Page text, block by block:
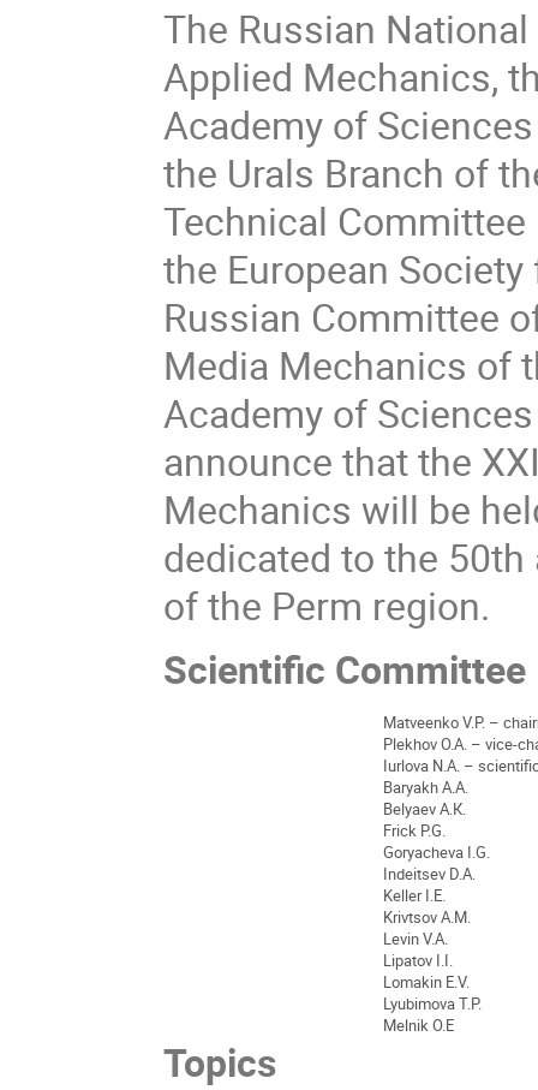
The Russian
Applied Mechanics,
Academy of
the Urals Branch of
Technical
the European
Russian Committee
Media Mechanics of
Academy of
announce that the
Mechanics will be
dedicated to the
of the Perm region.
Scientific Committee
Мatveenko V.P. –
Plekhov О.А. – vice-
Iurlova N.A. –
Baryakh А.А.
Belyaev A.К.
Frick P.G.
Goryacheva I.G.
Indeitsev D.A.
Keller I.E.
Krivtsov А.М.
Levin V.A.
Lipatov I.I.
Lomakin E.V.
Lyubimova T.P.
Melnik O.E
Topics